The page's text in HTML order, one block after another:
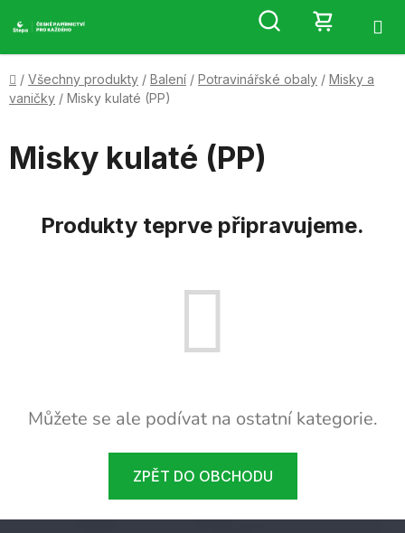
na
Hledat
KOŠÍK
Domů
/ Všechny produkty / Balení / Potravinářské obaly / Misky a
vaničky / Misky kulaté (PP)
Misky kulaté (PP)
Produkty teprve připravujeme.
Můžete se ale podívat na ostatní kategorie.
ZPĚT DO OBCHODU